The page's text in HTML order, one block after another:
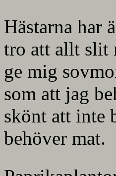
Hästarna har
tro att allt slit
ge mig
som att jag
skönt att inte
behöver mat.